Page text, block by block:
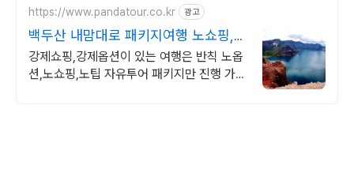
https://www.pandatour.co.kr 광고
백두산 내맘대로 패키지여행 노쇼핑,노
옵션,노팁
강제쇼핑,강제옵션이 있는 여행은 반칙 노옵
션,노쇼핑,노팁 자유투어 패키지만 진행 가이